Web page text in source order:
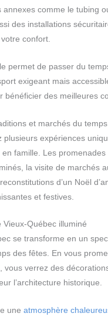
annexes comme le tubing
des installations
confort.
permet de passer du
exigeant mais
bénéficier des meilleures
et marchés du
plusieurs expériences
en famille. Les
la visite de marchés
d’un Noël
et festives.
Vieux-Québec illuminé
se transforme en un
des fêtes. En vous
vous verrez des
l’architecture historique.
uneatmosphère